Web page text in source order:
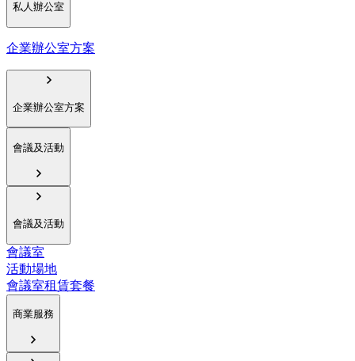
私人辦公室
企業辦公室方案
企業辦公室方案
會議及活動
會議及活動
會議室
活動場地
會議室租賃套餐
商業服務